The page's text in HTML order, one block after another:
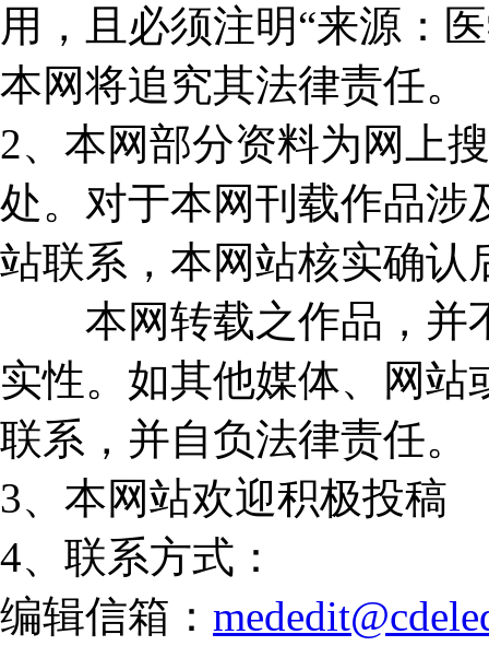
用，且必须注明“来源：
本网将追究其法律责任。
2、本网部分资料为网上
处。对于本网刊载作品涉
站联系，本网站核实确认
本网转载之作品，并
实性。如其他媒体、网
联系，并自负法律责任。
3、本网站欢迎积极投稿
4、联系方式：
编辑信箱：